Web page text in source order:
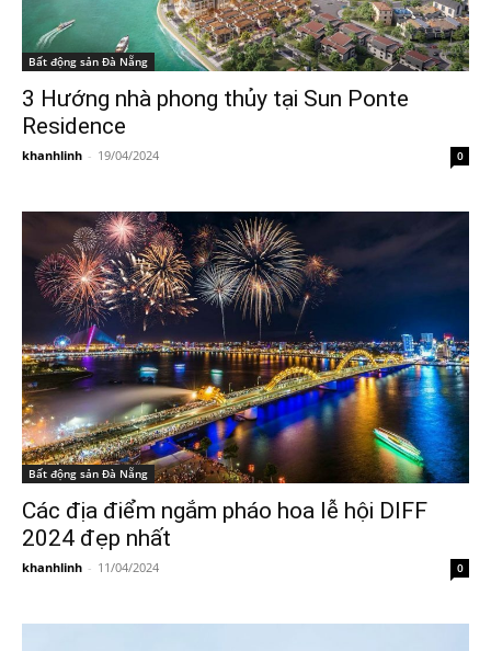
Bất động sản Đà Nẵng
3 Hướng nhà phong thủy tại Sun Ponte
Residence
khanhlinh - 19/04/2024 0
Bất động sản Đà Nẵng
Các địa điểm ngắm pháo hoa lễ hội DIFF
2024 đẹp nhất
khanhlinh - 11/04/2024 0